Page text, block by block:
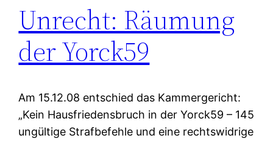
Unrecht: Räumung
der Yorck59
Am 15.12.08 entschied das Kammergericht:
„Kein Hausfriedensbruch in der Yorck59 – 145
ungültige Strafbefehle und eine rechtswidrige